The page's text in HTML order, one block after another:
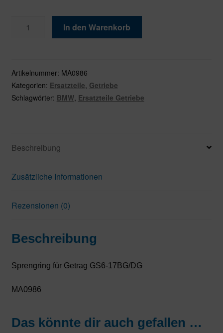
GS6-
In den Warenkorb
Artikelnummer: MA0986
Kategorien: Ersatzteile, Getriebe
Schlagwörter: BMW, Ersatzteile Getriebe
Beschreibung
Zusätzliche Informationen
Rezensionen (0)
Beschreibung
Sprengring für Getrag GS6-17BG/DG
MA0986
Das könnte dir auch gefallen …